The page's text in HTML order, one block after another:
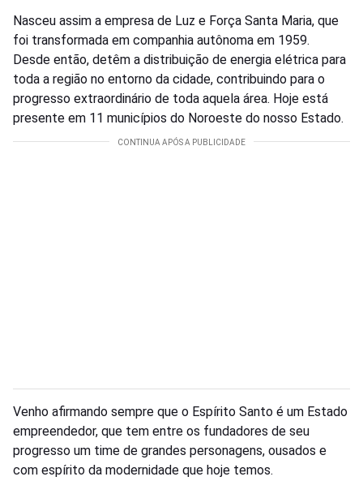
Nasceu assim a empresa de Luz e Força Santa Maria, que
foi transformada em companhia autônoma em 1959.
Desde então, detêm a distribuição de energia elétrica para
toda a região no entorno da cidade, contribuindo para o
progresso extraordinário de toda aquela área. Hoje está
presente em 11 municípios do Noroeste do nosso Estado.
Venho afirmando sempre que o Espírito Santo é um Estado
empreendedor, que tem entre os fundadores de seu
progresso um time de grandes personagens, ousados e
com espírito da modernidade que hoje temos.